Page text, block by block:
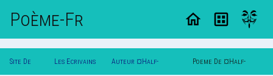
Poème-Fr
Site De Les Ecrivains Auteur ¤Half- Poeme De ¤Half-